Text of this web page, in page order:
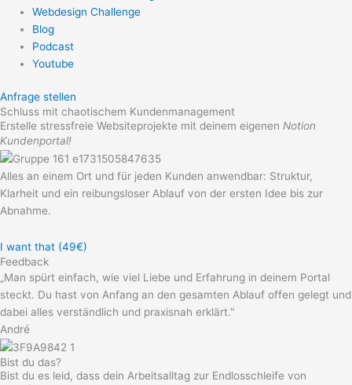
Webdesign Challenge
Blog
Podcast
Youtube
Anfrage stellen
Schluss mit chaotischem Kundenmanagement
Erstelle stressfreie Websiteprojekte mit deinem eigenen Notion
Kundenportal!
Alles an einem Ort und für jeden Kunden anwendbar: Struktur,
Klarheit und ein reibungsloser Ablauf von der ersten Idee bis zur
Abnahme.
I want that (49€)
Feedback
„Man spürt einfach, wie viel Liebe und Erfahrung in deinem Portal
steckt. Du hast von Anfang an den gesamten Ablauf offen gelegt und
dabei alles verständlich und praxisnah erklärt."
André
Bist du das?
Bist du es leid, dass dein Arbeitsalltag zur Endlosschleife von